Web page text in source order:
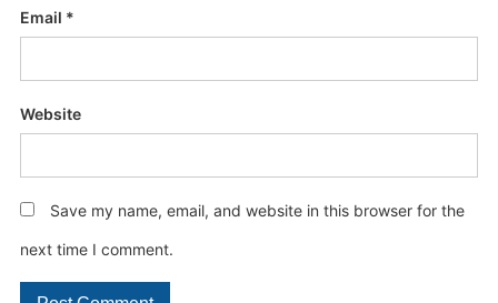
Email *
Website
Save my name, email, and website in this browser for the
next time I comment.